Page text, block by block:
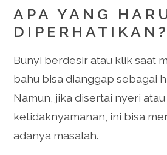
APA YANG
DIPERHATIKAN?
Bunyi berdesir atau klik saat
bahu bisa dianggap sebagai
Namun, jika disertai nyeri atau
ketidaknyamanan, ini bisa
adanya masalah.